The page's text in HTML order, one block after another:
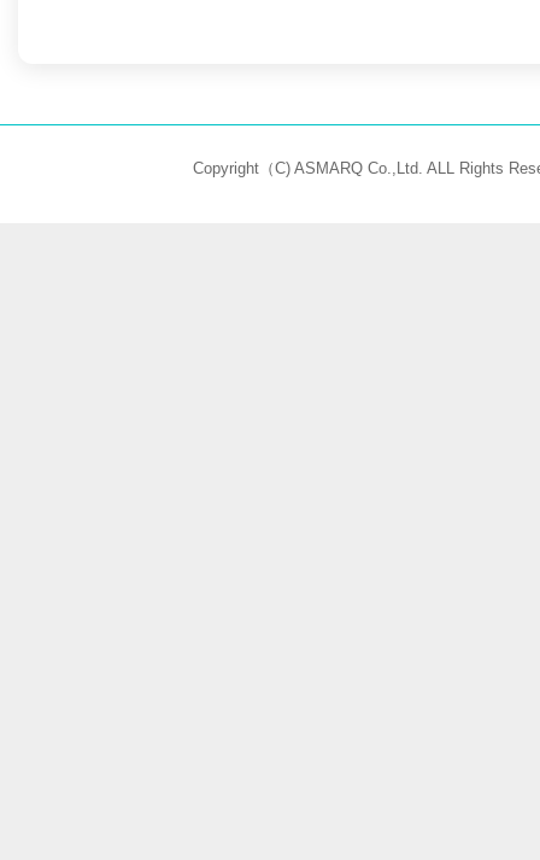
Copyright（C) ASMARQ Co.,Ltd. ALL Rights